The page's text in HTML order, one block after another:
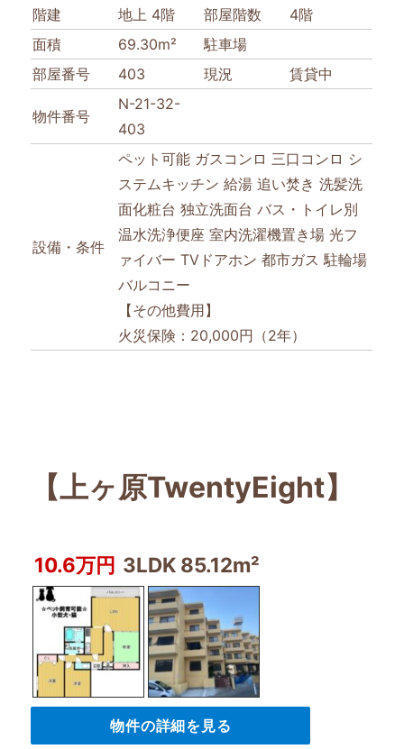
階建
地上 4階 部屋階数
4階
面積
69.30m²
駐車場
部屋番号
403 現況 賃貸中
物件番号
N-21-32-
403
設備・条件
ペット可能 ガスコンロ 三口コンロ シ
ステムキッチン 給湯 追い焚き 洗髪洗
面化粧台 独立洗面台 バス・トイレ別
温水洗浄便座 室内洗濯機置き場 光フ
ァイバー TVドアホン 都市ガス 駐輪場
バルコニー
【その他費用】
火災保険：20,000円（2年）
【上ヶ原TwentyEight】
10.6万円 3LDK 85.12m²
物件の詳細を見る